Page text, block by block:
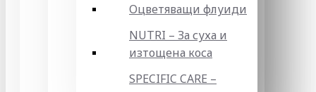
Оцветяващи флуиди
NUTRI – За суха и
изтощена коса
SPECIFIC CARE –